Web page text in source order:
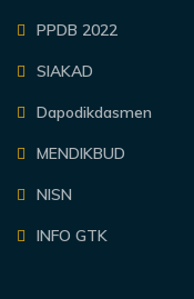
PPDB 2022
SIAKAD
Dapodikdasmen
MENDIKBUD
NISN
INFO GTK